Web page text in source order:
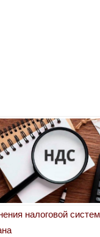
налоговой